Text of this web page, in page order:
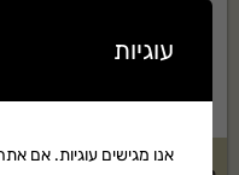
עוגיות
אנו מגישים עוגיות. אם